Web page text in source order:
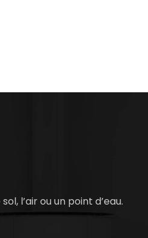
l’air ou un point d’eau.